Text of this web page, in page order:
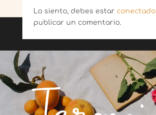
Lo siento, debes estar conectado
publicar un comentario.